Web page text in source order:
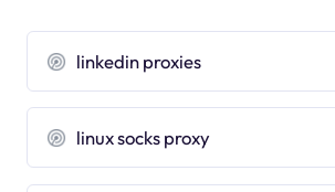
linkedin proxies
linux socks proxy